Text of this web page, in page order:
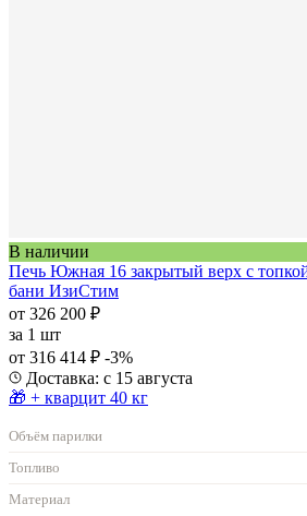
В наличии
Печь Южная 16 закрытый верх с
бани ИзиСтим
от 326 200 ₽
за 1 шт
от 316 414 ₽ -3%
Доставка: с 15 августа
🎁 + кварцит 40 кг
Объём парилки
Топливо
Материал